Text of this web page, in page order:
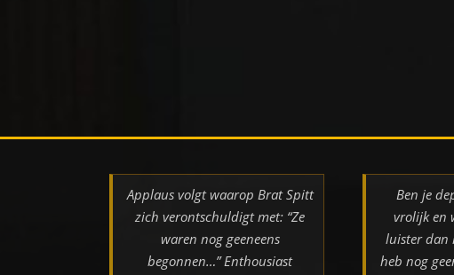
Applaus volgt waarop Brat Spitt
zich verontschuldigt met: “Ze
waren nog geeneens
begonnen…” Enthousiast
Ben je
vrolijk en
luister dan
heb nog